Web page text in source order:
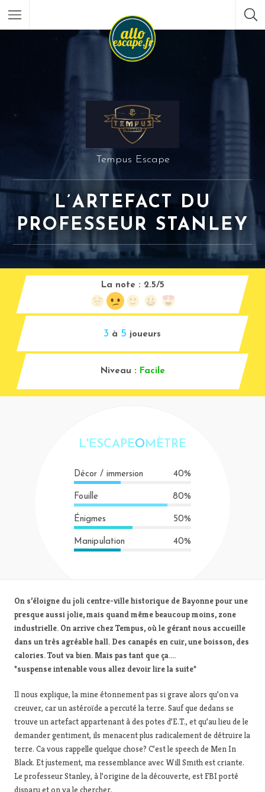
Tempus Escape
L’ARTEFACT DU
PROFESSEUR STANLEY
3 à 5 joueurs
La note : 2.5/5
Niveau : Facile
L'ESCAPEO MÈTRE
Décor / immersion 40%
Fouille 80%
Énigmes 50%
Manipulation 40%
On s’éloigne du joli centre-ville historique de Bayonne pour une
presque aussi jolie, mais quand même beaucoup moins, zone
industrielle. On arrive chez Tempus, où le gérant nous accueille
dans un très agréable hall. Des canapés en cuir, une boisson, des
calories. Tout va bien. Mais pas tant que ça….
*suspense intenable vous allez devoir lire la suite*
Il nous explique, la mine étonnement pas si grave alors qu’on va
creuver, car un astéroïde a percuté la terre. Sauf que dedans se
trouve un artefact appartenant à des potes d’E.T., et qu’au lieu de le
demander gentiment, ils menacent plus radicalement de détruire la
terre. Ca vous rappelle quelque chose? C’est le speech de Men In
Black. Et justement, ma ressemblance avec Will Smith est criante.
Le professeur Stanley, à l’origine de la découverte, est FBI porté
disparu et on va le chercher.